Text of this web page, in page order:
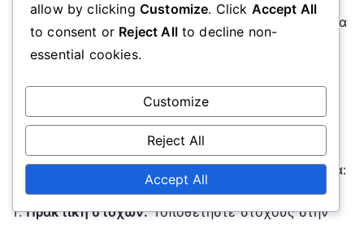
προσοχή σας από την μπάλα πριν από το χτύπημα
μπορεί να οδηγήσει σε λανθασμένα χτυπήματα.
Ασκήσεις για την ενίσχυση της
τεχνικής βολής
Για να βελτιώσετε τη βολή σας με το πλάι του
ποδιού, εξασκηθείτε σε αυτές τις ασκήσεις τακτικά:
Πρακτική στόχων:Τοποθετήστε στόχους στην
allow by clicking Customize. Click Accept All
to consent or Reject Allto decline non-
essential cookies.
Customize
Reject All
Accept All